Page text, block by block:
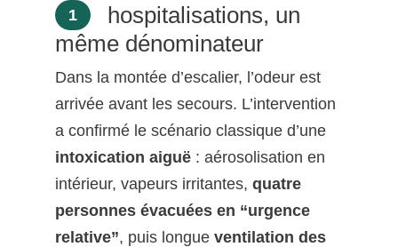
1
hospitalisations, un
même dénominateur
Dans la montée d’escalier, l’odeur est
arrivée avant les secours. L’intervention
a confirmé le scénario classique d’une
intoxication aiguë : aérosolisation en
intérieur, vapeurs irritantes,quatre
personnes évacuées en “urgence
relative”, puis longueventilation des